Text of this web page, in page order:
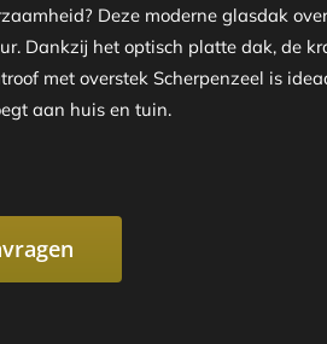
Deze moderne glasdak
Dankzij het optisch platte dak, de
met overstek Scherpenzeel is
aan huis en tuin.